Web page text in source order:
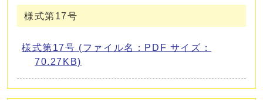
様式第17号
様式第17号 (ファイル名：PDF サイズ：
70.27KB)